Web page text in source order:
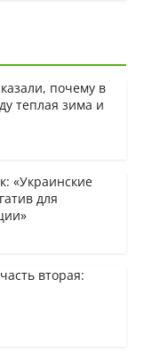
почему в
теплая зима и
«Украинские
для
вторая: